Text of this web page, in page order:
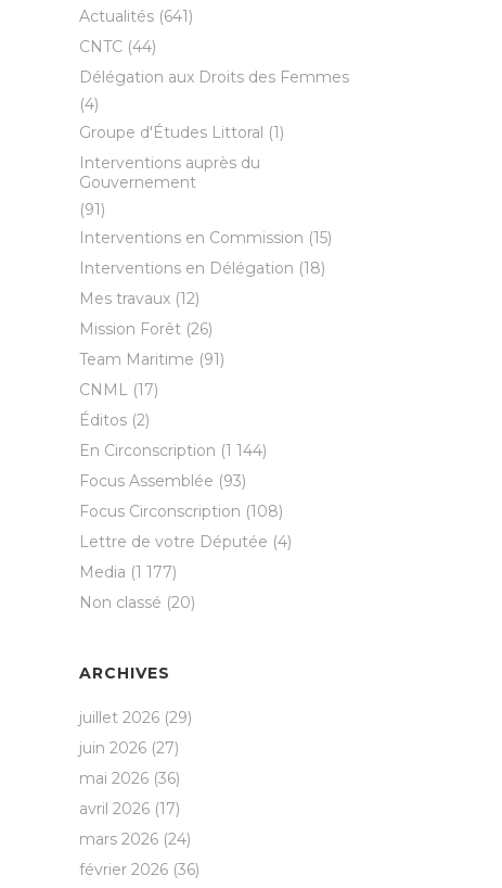
Actualités (641)
CNTC (44)
Délégation aux Droits des Femmes
(4)
Groupe d'Études Littoral (1)
Interventions auprès du
Gouvernement
(91)
Interventions en Commission (15)
Interventions en Délégation (18)
Mes travaux (12)
Mission Forêt (26)
Team Maritime (91)
CNML (17)
Éditos (2)
En Circonscription (1 144)
Focus Assemblée (93)
Focus Circonscription (108)
Lettre de votre Députée (4)
Media (1 177)
Non classé (20)
ARCHIVES
juillet 2026 (29)
juin 2026 (27)
mai 2026 (36)
avril 2026 (17)
mars 2026 (24)
février 2026 (36)